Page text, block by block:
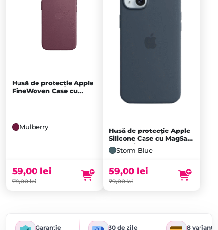
Husă de protecție Apple
FineWoven Case cu
MagSafe pentru iPhone
Mulberry
79,00lei
59,00 lei
Husă de protecție Apple
Silicone Case cu MagSafe
pentru iPhone 15 Plus,
Storm Blue
Storm Blue
79,00lei
59,00 lei
Garanție 30 de zile 8 variante